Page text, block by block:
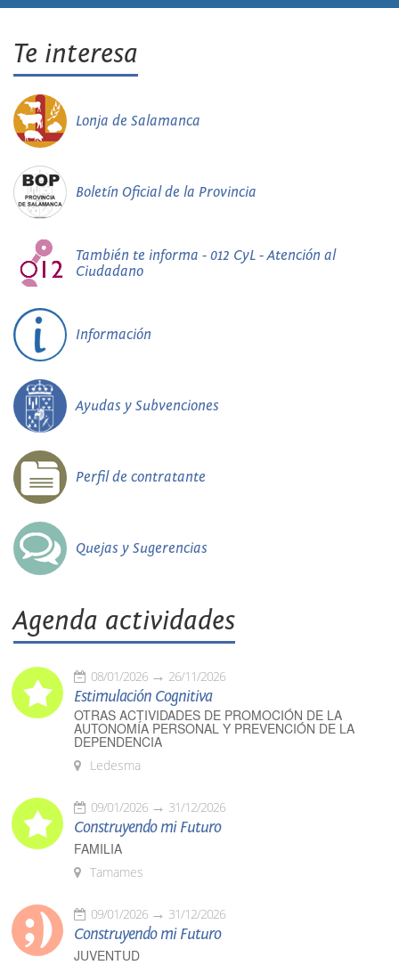
Te interesa
Lonja de Salamanca
Boletín Oficial de la Provincia
También te informa - 012 CyL - Atención al
Ciudadano
Información
Ayudas y Subvenciones
Perfil de contratante
Quejas y Sugerencias
Agenda actividades
08/01/2026 26/11/2026
Estimulación Cognitiva
OTRAS ACTIVIDADES DE PROMOCIÓN DE LA
AUTONOMÍA PERSONAL Y PREVENCIÓN DE LA
DEPENDENCIA
Ledesma
09/01/2026 31/12/2026
Construyendo mi Futuro
FAMILIA
Tamames
09/01/2026 31/12/2026
Construyendo mi Futuro
JUVENTUD